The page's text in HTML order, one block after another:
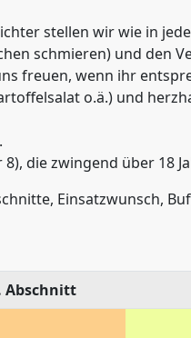
stellen wir wie in
schmieren) und den
freuen, wenn ihr
o.ä.) und
die zwingend über 18
Einsatzwunsch,
Abschnitt